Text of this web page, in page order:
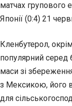
матчах групового
Японії (0:4) 21
Кленбутерол,
популярний серед
маси зі
з Мексикою, його
для